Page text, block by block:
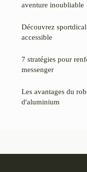
aventure inoubliable
Découvrez
accessible
7 stratégies pour
messenger
Les avantages du
d'aluminium